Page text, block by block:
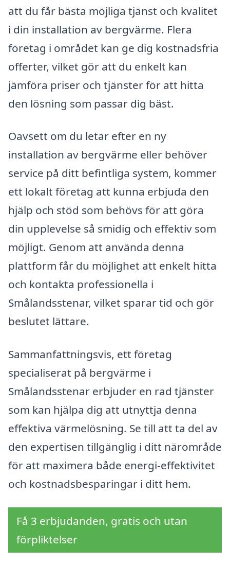
att du får bästa möjliga tjänst och kvalitet
i din installation av bergvärme. Flera
företag i området kan ge dig kostnadsfria
offerter, vilket gör att du enkelt kan
jämföra priser och tjänster för att hitta
den lösning som passar dig bäst.
Oavsett om du letar efter en ny
installation av bergvärme eller behöver
service på ditt befintliga system, kommer
ett lokalt företag att kunna erbjuda den
hjälp och stöd som behövs för att göra
din upplevelse så smidig och effektiv som
möjligt. Genom att använda denna
plattform får du möjlighet att enkelt hitta
och kontakta professionella i
Smålandsstenar, vilket sparar tid och gör
beslutet lättare.
Sammanfattningsvis, ett företag
specialiserat på bergvärme i
Smålandsstenar erbjuder en rad tjänster
som kan hjälpa dig att utnyttja denna
effektiva värmelösning. Se till att ta del av
den expertisen tillgänglig i ditt närområde
för att maximera både energi-effektivitet
och kostnadsbesparingar i ditt hem.
Få 3 erbjudanden, gratis och utan
förpliktelser